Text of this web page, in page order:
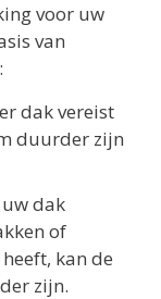
voor uw
van
dak vereist
duurder zijn
dak
of
kan de
zijn.